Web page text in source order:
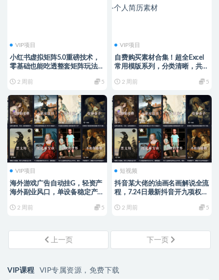
VIP项目
小红书虚拟矩阵5.0重磅技术，
零基础也能吃透整套矩阵玩法，
2 周前 5
VIP项目
自费购买素材合集！超全Excel
常用模版系列，分类清晰，共
历素材
2 周前 5
VIP项目
海外游戏广告自动挂G，轻资产
海外副业风口，单设备稳定产出
2 周前 5
短视频
抖音某大佬的油画名画解说全流
程，7.24日最新抖音开九项权益
选！2 周前 5
上一页 下一页
VIP课程 VIP专属资源，免费下载